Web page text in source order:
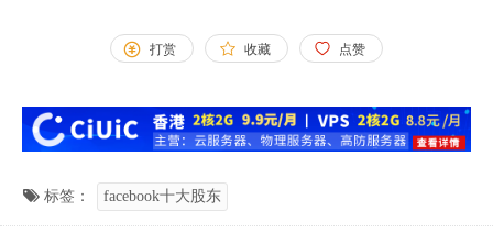
打赏 收藏 点赞
标签： facebook十大股东